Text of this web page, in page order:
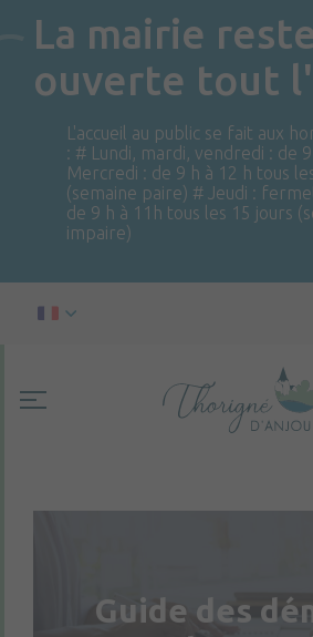
La mairie
ouverte tout
L'accueil au public se fait aux
: # Lundi, mardi, vendredi : de
Mercredi : de 9 h à 12 h tous
(semaine paire) # Jeudi :
de 9 h à 11h tous les 15 jours
impaire)
Guide des